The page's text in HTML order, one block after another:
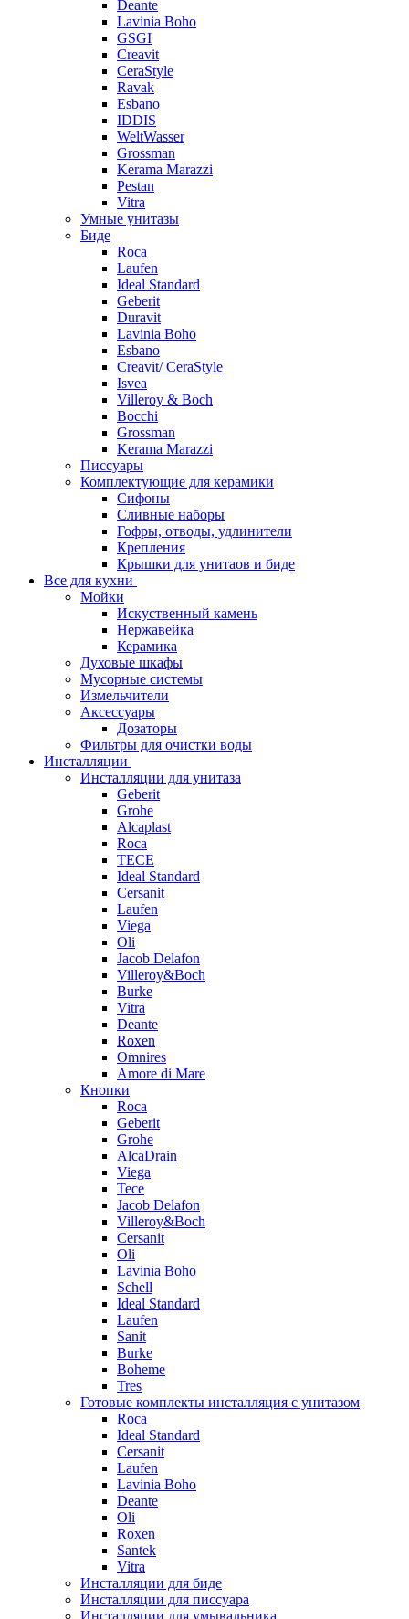
Deante
Lavinia Boho
GSGI
Creavit
CeraStyle
Ravak
Esbano
IDDIS
WeltWasser
Grossman
Kerama Marazzi
Pestan
Vitra
Умные унитазы
Биде
Roca
Laufen
Ideal Standard
Geberit
Duravit
Lavinia Boho
Esbano
Creavit/ CeraStyle
Isvea
Villeroy & Boch
Bocchi
Grossman
Kerama Marazzi
Писсуары
Комплектующие для керамики
Сифоны
Сливные наборы
Гофры, отводы, удлинители
Крепления
Крышки для унитаов и биде
Все для кухни
Мойки
Искуственный камень
Нержавейка
Керамика
Духовые шкафы
Мусорные системы
Измельчители
Аксессуары
Дозаторы
Фильтры для очистки воды
Инсталляции
Инсталляции для унитаза
Geberit
Grohe
Alcaplast
Roca
TECE
Ideal Standard
Cersanit
Laufen
Viega
Oli
Jacob Delafon
Villeroy&Boch
Burke
Vitra
Deante
Roxen
Omnires
Amore di Mare
Кнопки
Roca
Geberit
Grohe
AlcaDrain
Viega
Tece
Jacob Delafon
Villeroy&Boch
Cersanit
Oli
Lavinia Boho
Schell
Ideal Standard
Laufen
Sanit
Burke
Boheme
Tres
Готовые комплекты инсталляция с унитазом
Roca
Ideal Standard
Cersanit
Laufen
Lavinia Boho
Deante
Oli
Roxen
Santek
Vitra
Инсталляции для биде
Инсталляции для писсуара
Инсталляции для умывальника